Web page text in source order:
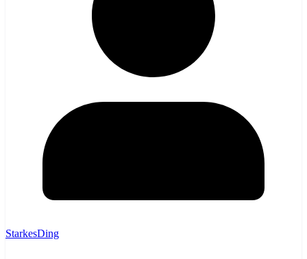
StarkesDing